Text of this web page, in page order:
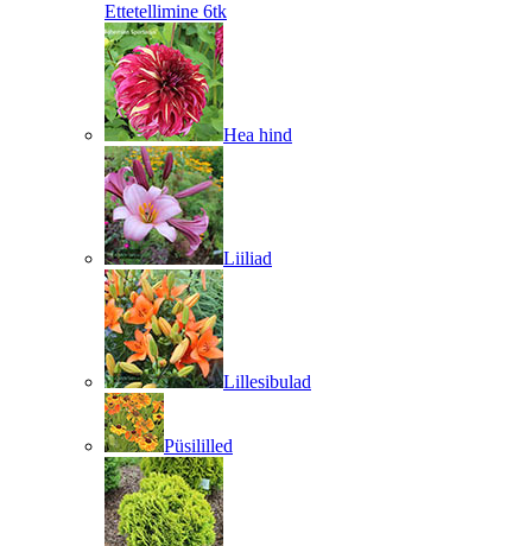
Ettetellimine 6tk
Hea hind
Liiliad
Lillesibulad
Püsililled